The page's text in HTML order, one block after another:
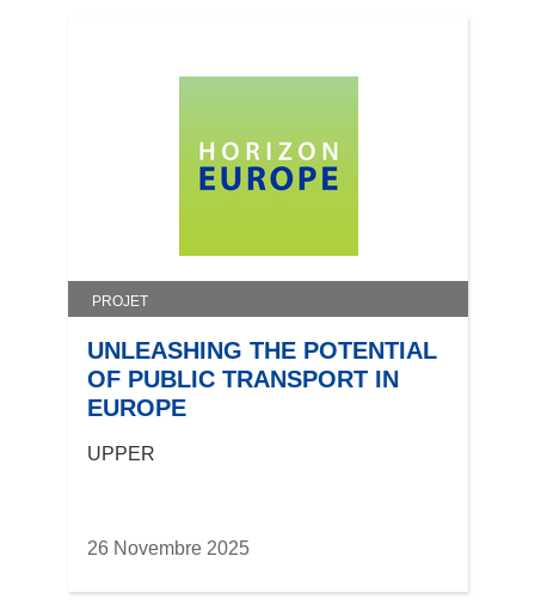
PROJET
UNLEASHING THE POTENTIAL
OF PUBLIC TRANSPORT IN
EUROPE
UPPER
26 Novembre 2025